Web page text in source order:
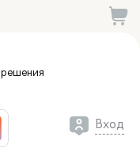
решения
Вход